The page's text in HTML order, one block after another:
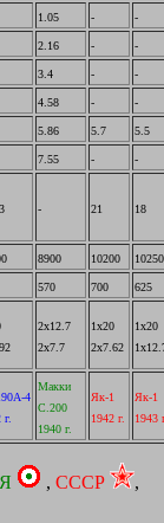
1.05 - -
2.16 - -
3.4 - -
4.58 - -
5.86 5.7 5.5
7.55 - -
- 21 18
8900 10200 10250
570 700 625
2х12.7
2х7.7
1х20
2х7.62
1х20
4
г.
Макки
С.200
1940 г.
Як-1
1942 г.
Як-1
1943
, СССР
,